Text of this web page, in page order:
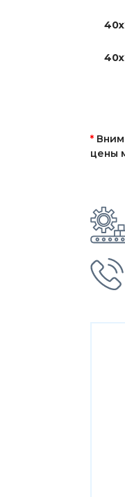
*
цены